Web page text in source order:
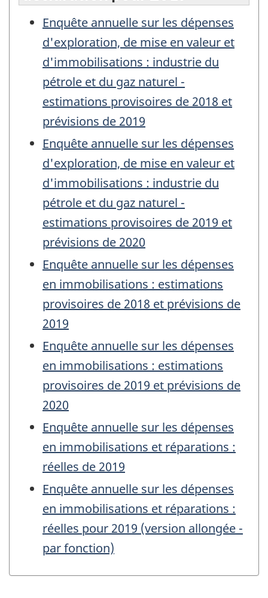
Enquête annuelle sur les dépenses
d'exploration, de mise en valeur et
d'immobilisations : industrie du
pétrole et du gaz naturel -
estimations provisoires de 2018 et
prévisions de 2019
Enquête annuelle sur les dépenses
d'exploration, de mise en valeur et
d'immobilisations : industrie du
pétrole et du gaz naturel -
estimations provisoires de 2019 et
prévisions de 2020
Enquête annuelle sur les dépenses
en immobilisations : estimations
provisoires de 2018 et prévisions de
2019
Enquête annuelle sur les dépenses
en immobilisations : estimations
provisoires de 2019 et prévisions de
2020
Enquête annuelle sur les dépenses
en immobilisations et réparations :
réelles de 2019
Enquête annuelle sur les dépenses
en immobilisations et réparations :
réelles pour 2019 (version allongée -
par fonction)